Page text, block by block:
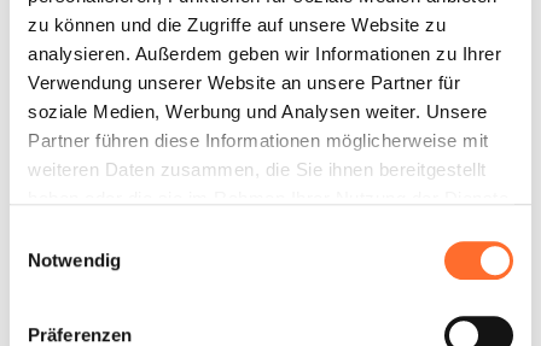
zu können und die Zugriffe auf unsere Website zu
analysieren. Außerdem geben wir Informationen zu Ihrer
Verwendung unserer Website an unsere Partner für
soziale Medien, Werbung und Analysen weiter. Unsere
Partner führen diese Informationen möglicherweise mit
weiteren Daten zusammen, die Sie ihnen bereitgestellt
Notwendig
Präferenzen